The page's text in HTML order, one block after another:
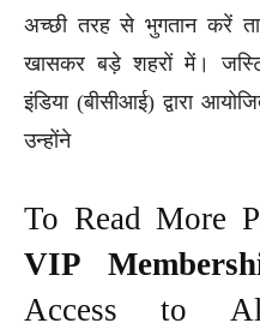
अच्छी तरह से भुगतान करें
खासकर बड़े शहरों में।
इंडिया (बीसीआई) द्वारा
उन्होंने
To Read More
VIP
Access to